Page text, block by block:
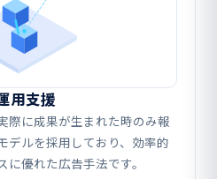
用支援
際に成果が生まれた時のみ報
デルを採用しており、効率的
優れた広告手法です。